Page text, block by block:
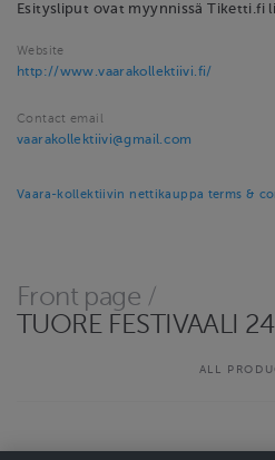
Esitysliput ovat myynnissä Tiketti.fi
Website
http://www.vaarakollektiivi.fi/
Contact email
vaarakollektiivi@gmail.com
Vaara-kollektiivin nettikauppa terms &
Front page /
TUORE FESTIVAALI
ALL